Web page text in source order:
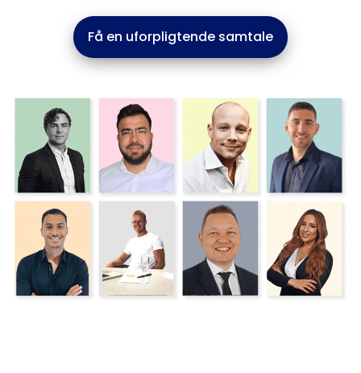
Få en uforpligtende samtale